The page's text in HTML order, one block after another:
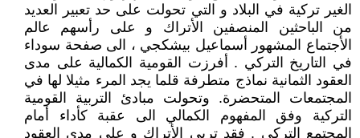
الغير تركية في البلاد و التي تحولت على حد تعبير العديد
من الباحثين المنصفين الأتراك و على رأسهم عالم
الأجتماع المشهور أسماعيل بيشكجي ، الى صفحة سوداء
في التاريخ التركي . أفرزت القومية الكمالية على مدى
العقود الثمانية نماذج متطرفة قلما يجد المرء مثيلا لها في
المجتمعات المتحضرة. وتحولت مبادئ التربية القومية
التركية وفق المفهوم الكمالي الى عقبة كأداء أمام
المجتمع التركي . فقد تربى الأتراك و على مدى العقود